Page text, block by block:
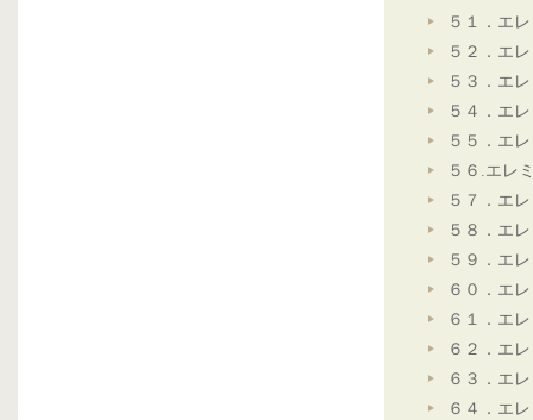
５１．エ
５２．エ
５３．エ
５４．エ
５５．エ
５６.エレ
５７．エ
５８．エ
５９．エ
６０．エ
６１．エ
６２．エ
６３．エ
６４．エ